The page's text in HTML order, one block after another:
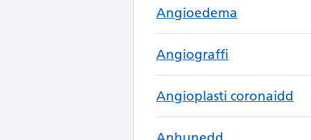
Angioedema
Angiograffi
Angioplasti coronaidd